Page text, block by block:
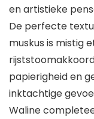
en artistieke
De perfecte
muskus is mistig
papierigheid en
inktachtige
Waline